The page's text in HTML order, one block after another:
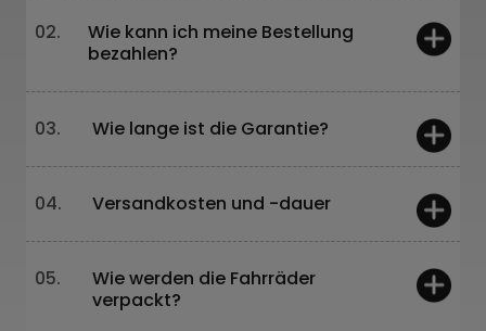
02.
Wie kann ich meine Bestellung
bezahlen?
Online – Überweisung oder über unsere
Website
Leasing und 0%-Raten sind ebenfalls
Wir arbeiten mit sicheren und bewährten
Zahlungsanbietern, und du erhältst sofort
eine Zahlungsbestätigung.
03.
Wie lange ist die Garantie?
2 Jahre – für restliche Komponenten
Unsere Fahrräder werden gründlich in
jedem Fertigungsschritt getestet:
Rahmen- und Gabeldesign,
04.
Versandkosten und -dauer
EU: 280–400 PLN / 60–100 €, 3–5
Werktage
Außerhalb der EU: Kontaktiere uns, um
05.
Wie werden die Fahrräder
verpackt?